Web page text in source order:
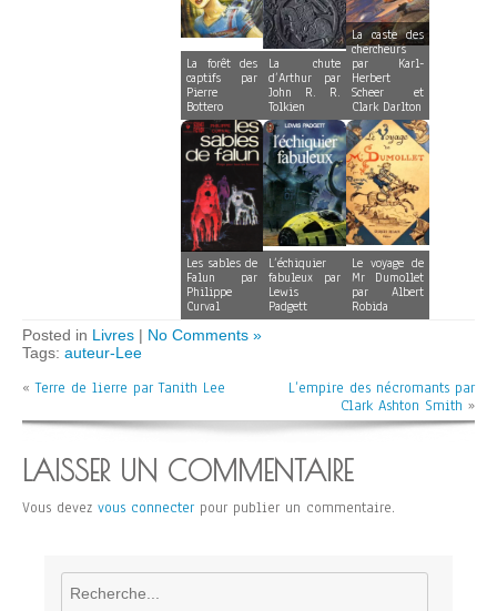
La forêt des
captifs par
Pierre
Bottero
La chute
d’Arthur par
John R. R.
Tolkien
La caste des
chercheurs
par Karl-
Herbert
Scheer et
Clark Darlton
Les sables de
Falun par
Philippe
Curval
L’échiquier
fabuleux par
Lewis
Padgett
Le voyage de
Mr Dumollet
par Albert
Robida
Posted in Livres | No Comments »
Tags: auteur-Lee
«Terre de lierre par Tanith Lee
L’empire des nécromants par
Clark Ashton Smith »
LAISSER UN COMMENTAIRE
Vous devez vous connecter pour publier un commentaire.
Rechercher